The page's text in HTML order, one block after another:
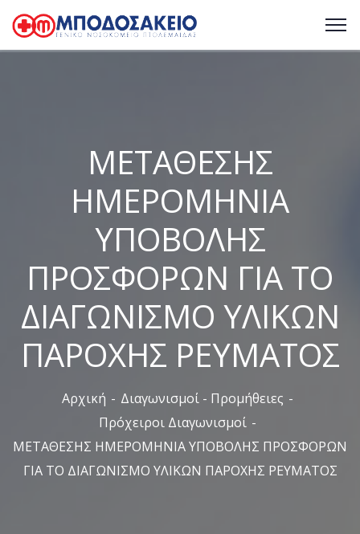
ΜΕΤΑΘΕΣΗΣ
ΗΜΕΡΟΜΗΝΙΑ
ΥΠΟΒΟΛΗΣ
ΠΡΟΣΦΟΡΩΝ ΓΙΑ ΤΟ
ΔΙΑΓΩΝΙΣΜΟ ΥΛΙΚΩΝ
ΠΑΡΟΧΗΣ ΡΕΥΜΑΤΟΣ
Αρχική
Διαγωνισμοί - Προμήθειες
Πρόχειροι Διαγωνισμοί
ΜΕΤΑΘΕΣΗΣ ΗΜΕΡΟΜΗΝΙΑ ΥΠΟΒΟΛΗΣ ΠΡΟΣΦΟΡΩΝ
ΓΙΑ ΤΟ ΔΙΑΓΩΝΙΣΜΟ ΥΛΙΚΩΝ ΠΑΡΟΧΗΣ ΡΕΥΜΑΤΟΣ